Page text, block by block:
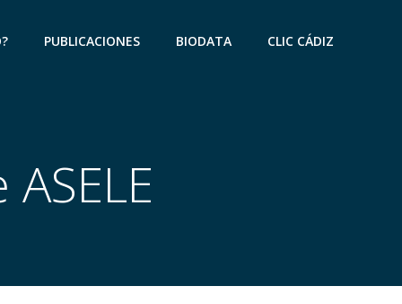
PUBLICACIONES BIODATA CLIC CÁDIZ